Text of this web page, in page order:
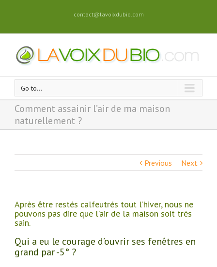
contact@lavoixdubio.com
Go to...
Comment assainir l’air de ma maison
naturellement ?
Previous Next
Après être restés calfeutrés tout l’hiver, nous ne
pouvons pas dire que l’air de la maison soit très
sain.
Qui a eu le courage d’ouvrir ses fenêtres en
grand par -5° ?